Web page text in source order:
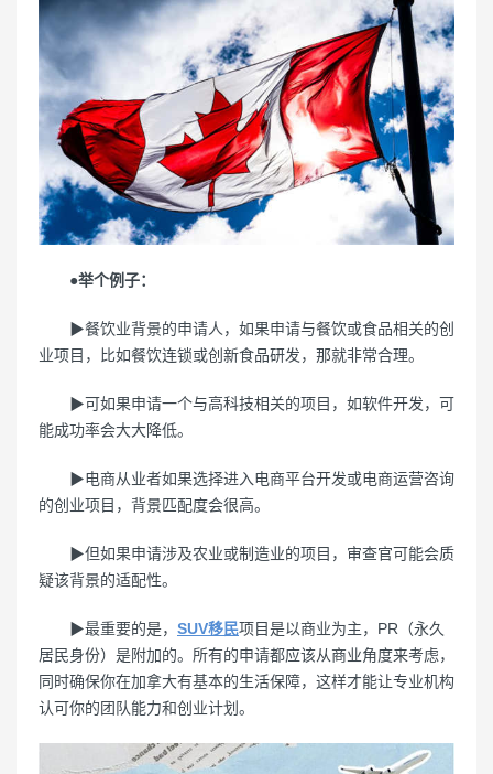
●举个例子：
▶餐饮业背景的申请人，如果申请与餐饮或食品相关的创
业项目，比如餐饮连锁或创新食品研发，那就非常合理。
▶可如果申请一个与高科技相关的项目，如软件开发，可
能成功率会大大降低。
▶电商从业者如果选择进入电商平台开发或电商运营咨询
的创业项目，背景匹配度会很高。
▶但如果申请涉及农业或制造业的项目，审查官可能会质
疑该背景的适配性。
▶最重要的是， SUV移民项目是以商业为主，PR（永久
居民身份）是附加的。所有的申请都应该从商业角度来考虑，
同时确保你在加拿大有基本的生活保障，这样才能让专业机构
认可你的团队能力和创业计划。